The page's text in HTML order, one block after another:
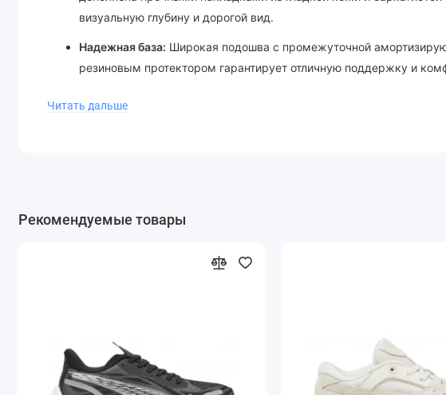
визуальную глубину и дорогой вид.
Надежная база: Широкая подошва с промежуточной
резиновым протектором гарантирует отличную поддержку и
Идеально подойдут:
В качестве надежной, комфортной и стильной обуви на каждый
Добавьте в свой гардероб немного бунтарского духа нулевых.
Читать дальше
Рекомендуемые товары